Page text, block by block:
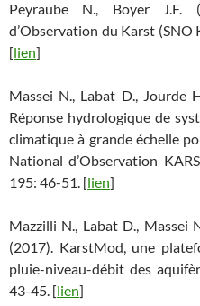
Peyraube N., Boyer J.F.
d’Observation du Karst (SNO
[lien]
Massei N., Labat D., Jourde
Réponse hydrologique de
climatique à grande échelle
National d’Observation
195: 46-51. [lien]
Mazzilli N., Labat D., Massei
(2017). KarstMod, une
pluie-niveau-débit des
43-45. [lien]